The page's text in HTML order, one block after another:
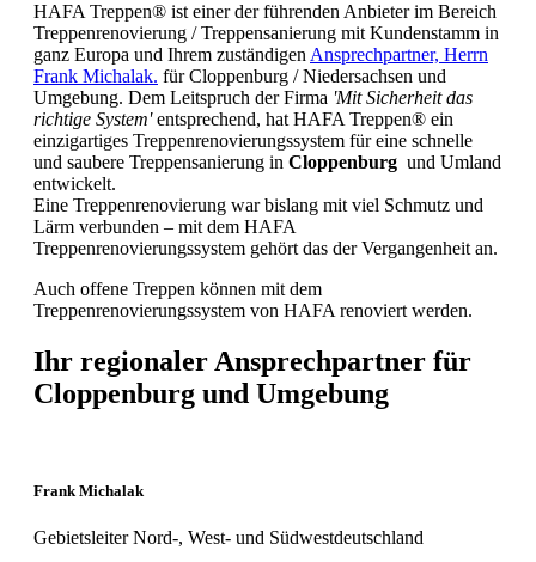
HAFA Treppen® ist einer der führenden Anbieter im Bereich
Treppenrenovierung / Treppensanierung mit Kundenstamm in
ganz Europa und Ihrem zuständigen Ansprechpartner, Herrn
Frank Michalak. für Cloppenburg / Niedersachsen und
Umgebung. Dem Leitspruch der Firma 'Mit Sicherheit das
richtige System'entsprechend, hat HAFA Treppen® ein
einzigartiges Treppenrenovierungssystem für eine schnelle
und saubere Treppensanierung in Cloppenburg und Umland
entwickelt.
Eine Treppenrenovierung war bislang mit viel Schmutz und
Lärm verbunden – mit dem HAFA
Treppenrenovierungssystem gehört das der Vergangenheit an.
Auch offene Treppen können mit dem
Treppenrenovierungssystem von HAFA renoviert werden.
Ihr regionaler Ansprechpartner für
Cloppenburg und Umgebung
Frank Michalak
Gebietsleiter Nord-, West- und Südwestdeutschland